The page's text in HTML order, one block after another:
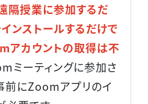
隔授業に参加するだ
インストールするだけで
アカウントの取得は不
ミーティングに参加さ
前にZoomアプリのイ